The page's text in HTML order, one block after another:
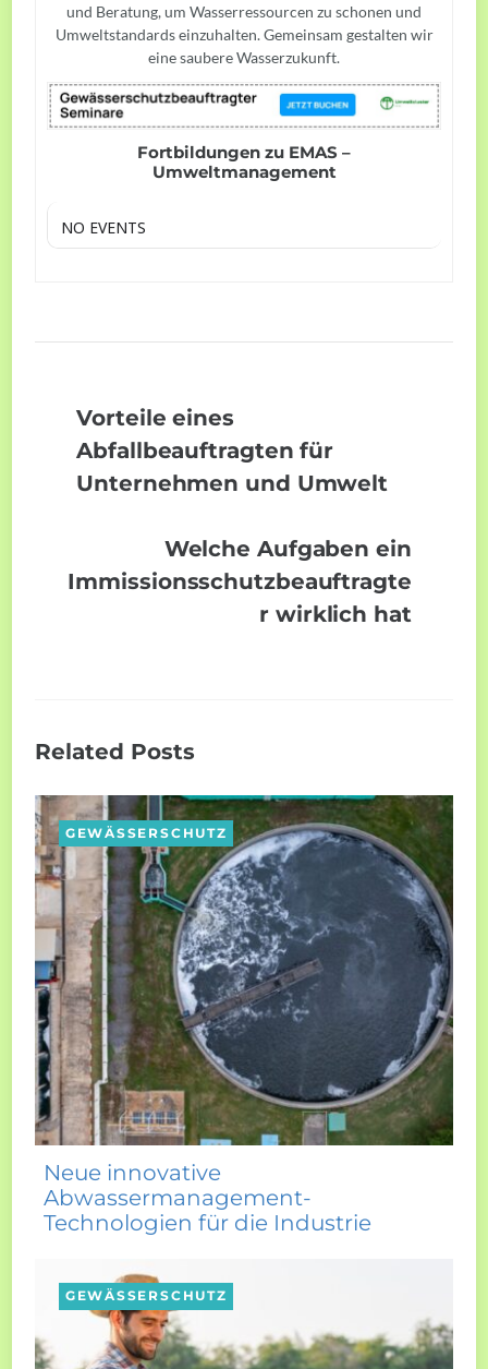
und Beratung, um Wasserressourcen zu schonen und
Umweltstandards einzuhalten. Gemeinsam gestalten wir
eine saubere Wasserzukunft.
Fortbildungen zu EMAS –
Umweltmanagement
NO EVENTS
Vorteile eines
Abfallbeauftragten für
Unternehmen und Umwelt
Welche Aufgaben ein
Immissionsschutzbeauftragte
r wirklich hat
Related Posts
GEWÄSSERSCHUTZ
Neue innovative
Abwassermanagement-
Technologien für die Industrie
GEWÄSSERSCHUTZ